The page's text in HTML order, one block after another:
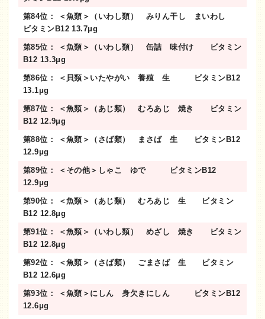
第84位： ＜魚類＞（いわし類） みりん干し まいわし
ビタミンB12 13.7μg
第85位： ＜魚類＞（いわし類） 缶詰 味付け ビタミン
B12 13.3μg
第86位： ＜貝類＞いたやがい 養殖 生 ビタミンB12
13.1μg
第87位： ＜魚類＞（あじ類） むろあじ 焼き ビタミン
B12 12.9μg
第88位： ＜魚類＞（さば類） まさば 生 ビタミンB12
12.9μg
第89位： ＜その他＞しゃこ ゆで ビタミンB12
12.9μg
第90位： ＜魚類＞（あじ類） むろあじ 生 ビタミン
B12 12.8μg
第91位： ＜魚類＞（いわし類） めざし 焼き ビタミン
B12 12.8μg
第92位： ＜魚類＞（さば類） ごまさば 生 ビタミン
B12 12.6μg
第93位： ＜魚類＞にしん 身欠きにしん ビタミンB12
12.6μg